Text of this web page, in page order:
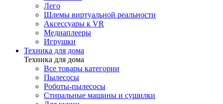
Электроника
Все товары категории
Видеокамеры
Периферийные устройства
Фотокамеры
ПК и комплектующие
Лего
Шлемы виртуальной реальности
Аксессуары к VR
Медиаплееры
Игрушки
Техника для дома
Техника для дома
Все товары категории
Пылесосы
Роботы-пылесосы
Стиральные машины и сушилки